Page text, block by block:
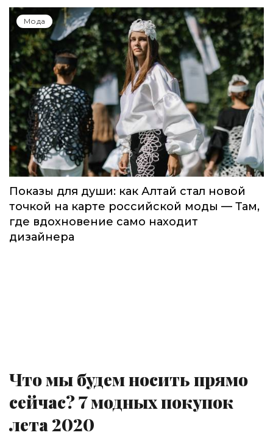
Мода
Показы для души: как Алтай стал новой
точкой на карте российской моды — Там,
где вдохновение само находит
дизайнера
Что мы будем носить прямо
сейчас? 7 модных покупок
лета 2020